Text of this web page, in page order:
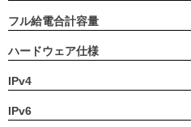
フル給電合計容量
ハードウェア仕様
IPv4
IPv6